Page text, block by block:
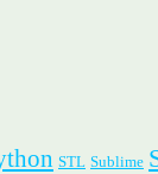
STL Sublime